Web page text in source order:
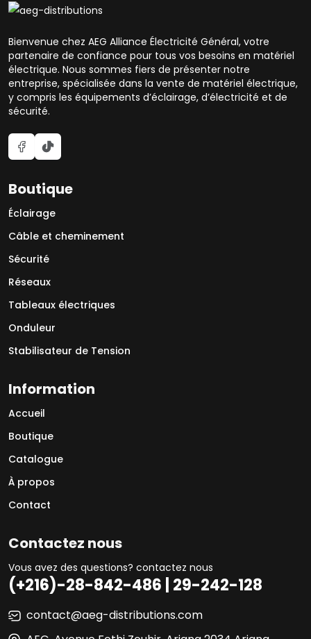
Bienvenue chez AEG Alliance Électricité Général, votre
partenaire de confiance pour tous vos besoins en matériel
électrique. Nous sommes fiers de présenter notre
entreprise, spécialisée dans la vente de matériel électrique,
y compris les équipements d’éclairage, d’électricité et de
sécurité.
Boutique
Éclairage
Câble et cheminement
Sécurité
Réseaux
Tableaux électriques
Onduleur
Stabilisateur de Tension
Information
Accueil
Boutique
Catalogue
À propos
Contact
Contactez nous
Vous avez des questions? contactez nous
(+216)-28-842-486 | 29-242-128
contact@aeg-distributions.com